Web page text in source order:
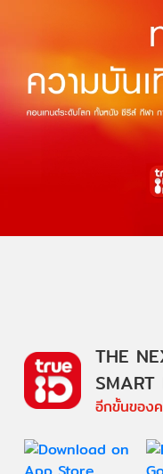
THE
SMART
อีกขั้นของ